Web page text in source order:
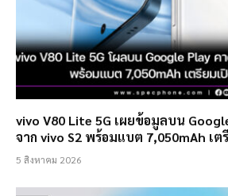
vivo V80 Lite 5G เผยข้อมูลบน
จาก vivo S2 พร้อมแบต 7,050mAh เต
5 สิงหาคม 2026